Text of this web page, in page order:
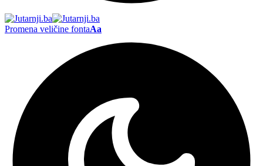
Promena veličine fontaAa